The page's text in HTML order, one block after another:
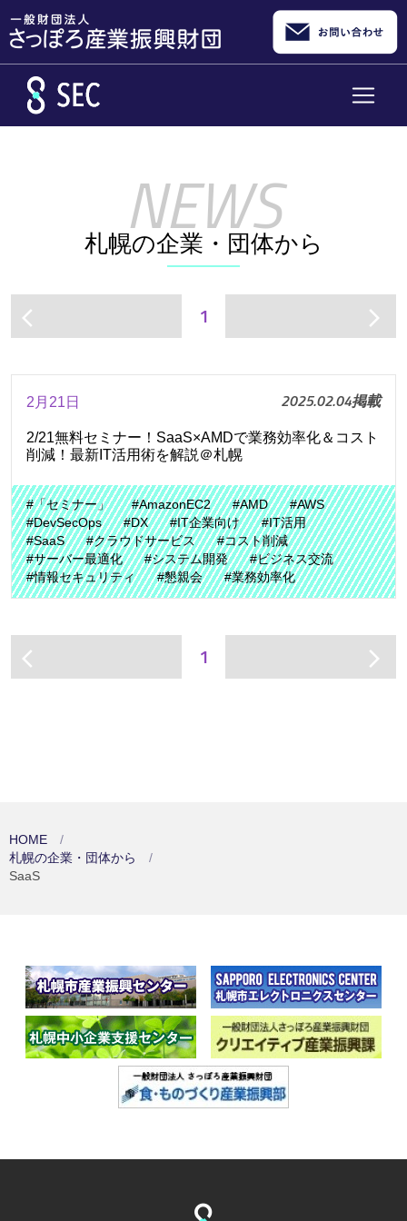
札幌の企業・団体から
arrow_back_ios 1 arrow_forward_ios
2月21日 2025.02.04掲載
2/21無料セミナー！SaaS×AMDで業務効率化＆コスト
削減！最新IT活用術を解説＠札幌
#「セミナー」 #AmazonEC2 #AMD
#AWS
#DevSecOps
#DX #IT企業向け
#IT活用
#SaaS
#クラウドサービス
#コスト削減
#サーバー最適化
#システム開発
#ビジネス交流
#情報セキュリティ
#懇親会 #業務効率化
arrow_back_ios 1 arrow_forward_ios
HOME
札幌の企業・団体から
SaaS